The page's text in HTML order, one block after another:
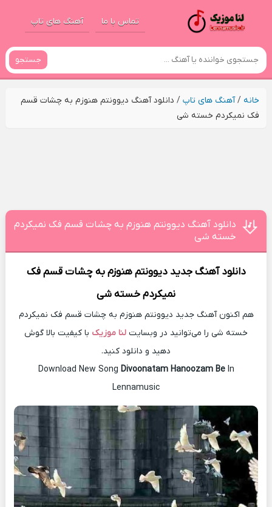
تماس با ما آهنگ های تاپ
جستجو
خانه/آهنگ های تاپ/ دانلود آهنگ دیوونتم هنوزم به چشات قسم
فک نمیکردم خسته شی
دانلود آهنگ دیوونتم هنوزم به چشات قسم فک نمیکردم
خسته شی
دانلود آهنگ جدید دیوونتم هنوزم به چشات قسم فک
نمیکردم خسته شی
هم اکنون آهنگ جدید دیوونتم هنوزم به چشات قسم فک نمیکردم
خسته شی را می‌توانید در وبسایت لنا موزیک با کیفیت بالا گوش
دهید و دانلود کنید.
Download New Song Divoonatam Hanoozam BeIn
Lennamusic